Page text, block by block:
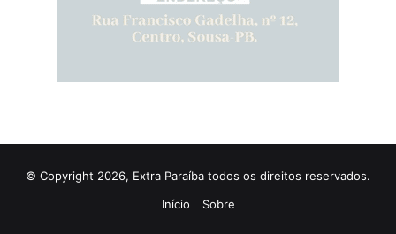
© Copyright 2026, Extra Paraíba todos os direitos reservados.
Início
Sobre